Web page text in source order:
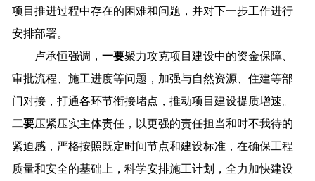
项目推进过程中存在的困难和问题，并对下一步工作进行
安排部署。
卢承恒强调，一要聚力攻克项目建设中的资金保障、
审批流程、施工进度等问题，加强与自然资源、住建等部
门对接，打通各环节衔接堵点，推动项目建设提质增速。
二要压紧压实主体责任，以更强的责任担当和时不我待的
紧迫感，严格按照既定时间节点和建设标准，在确保工程
质量和安全的基础上，科学安排施工计划，全力加快建设